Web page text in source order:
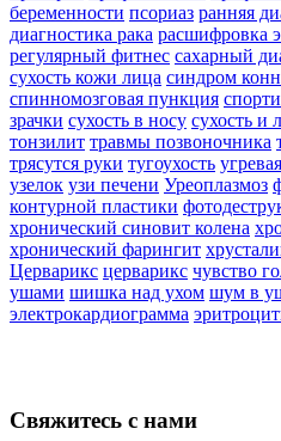
беременности псориаз ранняя
диагностика рака расшифровка
регулярный фитнес сахарный
сухость кожи лица синдром
спинномозговая пункция
зрачки сухость в носу сухость и
тонзилит травмы позвоночника
трясутся руки тугоухость
узелок узи печени Уреоплазмоз
контурной пластики
хронический синовит колена
хронический фарингит
Церварикс церварикс чувство
ушами шишка над ухом шум в
электрокардиограмма
Свяжитесь с нами